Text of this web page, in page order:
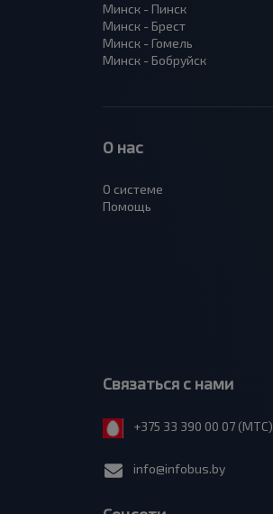
Минск - Пинск
Минск - Брест
Минск - Гомель
Минск - Бобруйск
О нас
О системе
Помощь
Связаться с нами
+375 33 390 00 07 (МТС)
info@infobus.by